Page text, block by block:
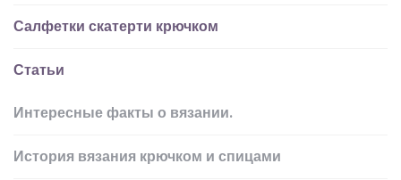
Салфетки скатерти крючком
Статьи
Интересные факты о вязании.
История вязания крючком и спицами